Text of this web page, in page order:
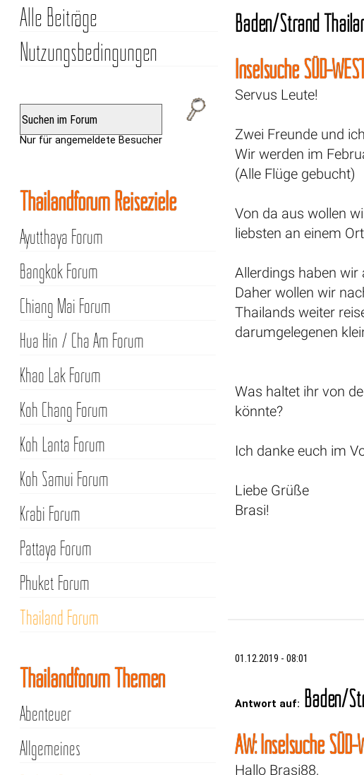
Baden/Strand
Inselsuche SÜD-
Servus Leute!
Zwei Freunde und
Wir werden im
(Alle Flüge gebucht)
Von da aus wollen
liebsten an einem
Allerdings haben wir
Daher wollen wir
Thailands weiter
darumgelegenen
Was haltet ihr von
könnte?
Ich danke euch im
Liebe Grüße
Brasi!
01.12.2019 - 08:01
Antwort auf: Baden/
AW: Inselsuche
Hallo Brasi88,
Alle Beiträge
Nutzungsbedingungen
Nur für angemeldete Besucher
Thailandforum Reiseziele
Ayutthaya Forum
Bangkok Forum
Chiang Mai Forum
Hua Hin / Cha Am Forum
Khao Lak Forum
Koh Chang Forum
Koh Lanta Forum
Koh Samui Forum
Krabi Forum
Pattaya Forum
Phuket Forum
Thailand Forum
Thailandforum Themen
Abenteuer
Allgemeines